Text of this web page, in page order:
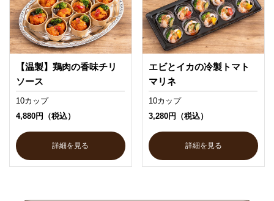
【温製】鶏肉の香味チリ
ソース
10カップ
4,880円（税込）
詳細を見る
エビとイカの冷製トマト
マリネ
10カップ
3,280円（税込）
詳細を見る